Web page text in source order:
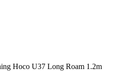
Hoco U37 Long Roam 1.2m